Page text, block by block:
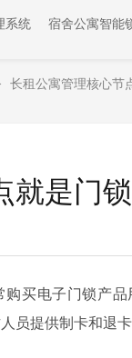
系统 宿舍公寓智能
长租公寓管理核心节
就是门锁
买电子门锁产
员提供制卡和退